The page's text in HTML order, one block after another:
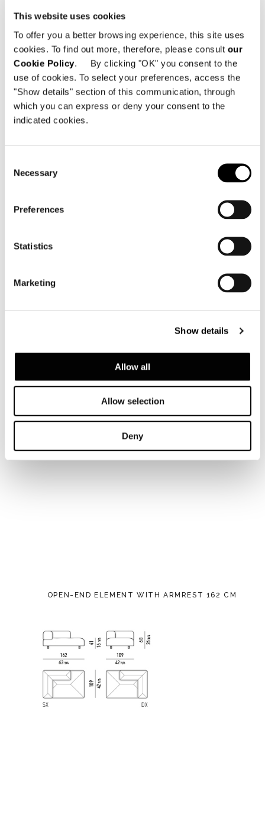
This website uses cookies
To offer you a better browsing experience, this site uses
cookies. To find out more, therefore, please consult our
Cookie Policy. By clicking "OK" you consent to the
use of cookies. To select your preferences, access the
"Show details" section of this communication, through
which you can express or deny your consent to the
indicated cookies.
Selection
Necessary
Preferences
Statistics
Marketing
Show details
Allow all
Allow selection
Deny
ELEMENT WITH 1 ARMREST 109 CM
ELEMENT WITH 1 ARMREST 162 CM
OPEN-END ELEMENT WITH ARMREST 162 CM